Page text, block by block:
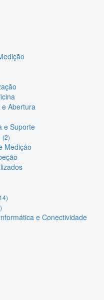
Abertura
e Suporte
(2)
Medição
e Conectividade